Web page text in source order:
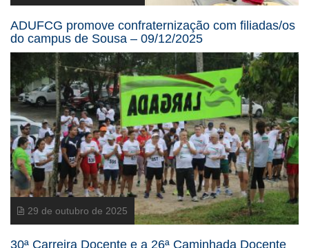
ADUFCG promove confraternização com filiadas/os
do campus de Sousa – 09/12/2025
29 de outubro de 2025
30ª Carreira Docente e a 26ª Caminhada Docente